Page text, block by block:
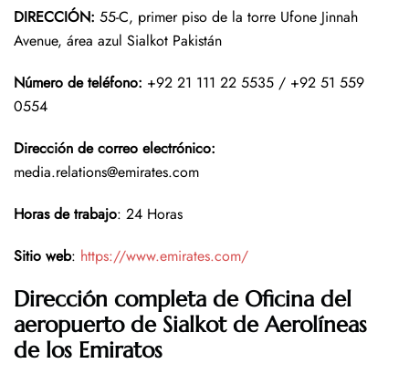
DIRECCIÓN: 55-C, primer piso de la torre Ufone Jinnah
Avenue, área azul Sialkot Pakistán
Número de teléfono: +92 21 111 22 5535 / +92 51 559
0554
Dirección de correo electrónico:
media.relations@emirates.com
Horas de trabajo: 24 Horas
Sitio web: https://www.emirates.com/
Dirección completa de Oficina del
aeropuerto de Sialkot de Aerolíneas
de los Emiratos